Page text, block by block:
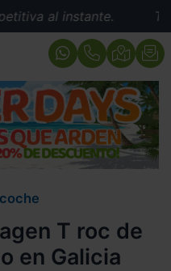
Tasación
T roc de
en Galicia